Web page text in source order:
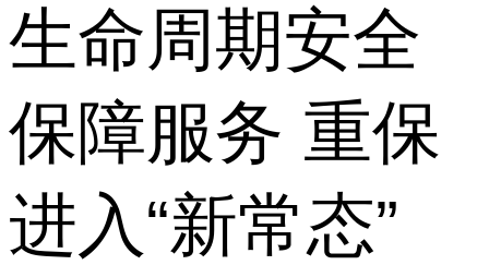
生命周期安全
保障服务 重保
进入“新常态”